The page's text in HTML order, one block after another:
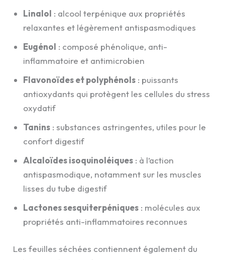
Linalol : alcool terpénique aux propriétés
relaxantes et légèrement antispasmodiques
Eugénol : composé phénolique, anti-
inflammatoire et antimicrobien
Flavonoïdes et polyphénols : puissants
antioxydants qui protègent les cellules du stress
oxydatif
Tanins : substances astringentes, utiles pour le
confort digestif
Alcaloïdes isoquinoléiques : à l’action
antispasmodique, notamment sur les muscles
lisses du tube digestif
Lactones sesquiterpéniques : molécules aux
propriétés anti-inflammatoires reconnues
Les feuilles séchées contiennent également du